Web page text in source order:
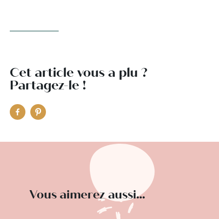
Cet article vous a plu ?
Partagez-le !
Vous aimerez aussi...